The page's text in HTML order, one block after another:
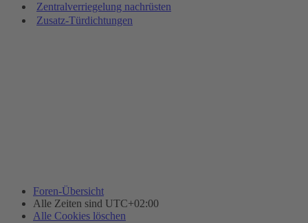
Zentralverriegelung nachrüsten
Zusatz-Türdichtungen
Foren-Übersicht
Alle Zeiten sind UTC+02:00
Alle Cookies löschen